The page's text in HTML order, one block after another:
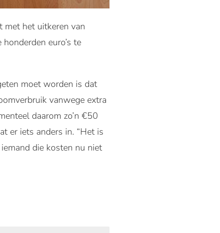
met het uitkeren van
euro’s te
moet worden is dat
vanwege extra
daarom zo’n €50
er iets anders in. “Het is
die kosten nu niet